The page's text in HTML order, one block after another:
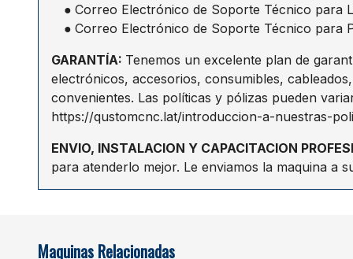
● Correo Electrónico de Soporte Técnico para
● Correo Electrónico de Soporte Técnico para
GARANTÍA: Tenemos un excelente plan de
electrónicos, accesorios, consumibles,
convenientes. Las políticas y pólizas pueden
https://qustomcnc.lat/introduccion-a-nuestras-
ENVIO, INSTALACION Y CAPACITACION
para atenderlo mejor. Le enviamos la maquina a
Maquinas Relacionadas